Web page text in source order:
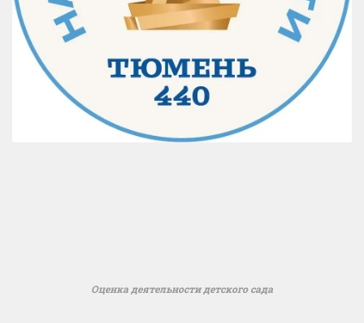
Оценка деятельности детского сада